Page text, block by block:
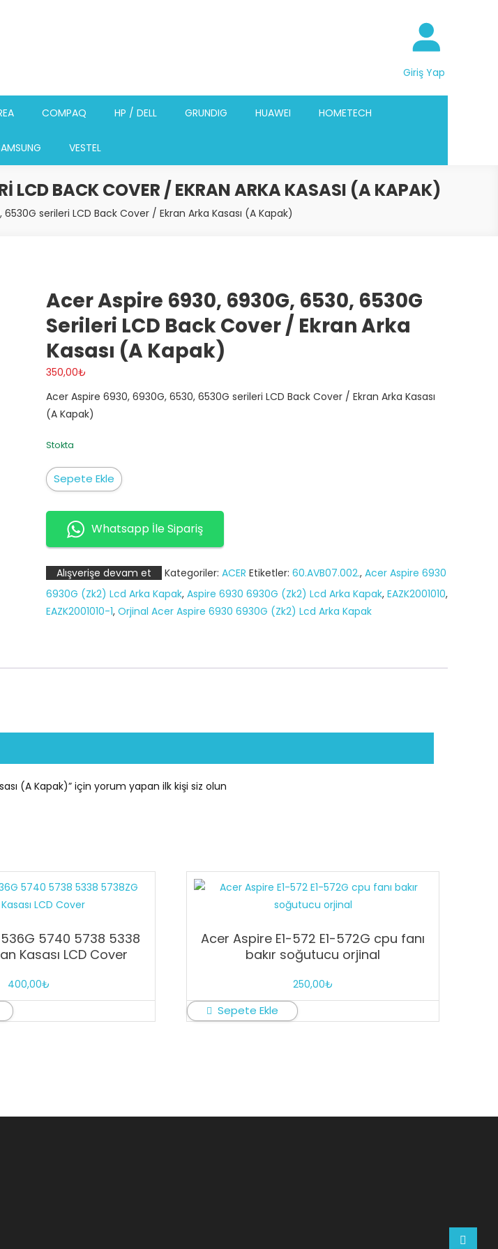
Giriş Yap
COMPAQ HP / DELL GRUNDIG HUAWEI HOMETECH
VESTEL
LCD BACK COVER / EKRAN ARKA KASASI (A KAPAK)
serileri LCD Back Cover / Ekran Arka Kasası (A Kapak)
Acer Aspire 6930, 6930G, 6530, 6530G
Serileri LCD Back Cover / Ekran Arka
Kasası (A Kapak)
350,00₺
Acer Aspire 6930, 6930G, 6530, 6530G serileri LCD Back Cover / Ekran Arka Kasası
(A Kapak)
Stokta
Acer
Aspire
6930,
6930G,
6530,
serileri
LCD
Back
Ekran
Kapak)
Sepete Ekle
Whatsapp İle Sipariş
Alışverişe devam et Kategoriler: ACER Etiketler: 60.AVB07.002., Acer Aspire 6930
6930G (Zk2) Lcd Arka Kapak, Aspire 6930 6930G (Zk2) Lcd Arka Kapak, EAZK2001010,
EAZK2001010-1, Orjinal Acer Aspire 6930 6930G (Zk2) Lcd Arka Kapak
(A Kapak)” için yorum yapan ilk kişi siz olun
5740 5738 5338
Kasası LCD Cover
400,00₺
Acer Aspire E1-572 E1-572G cpu fanı
bakır soğutucu orjinal
250,00₺
Sepete Ekle